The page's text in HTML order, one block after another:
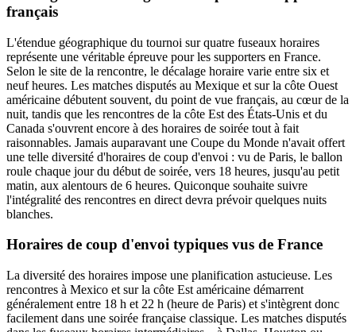
français
L'étendue géographique du tournoi sur quatre fuseaux horaires
représente une véritable épreuve pour les supporters en France.
Selon le site de la rencontre, le décalage horaire varie entre six et
neuf heures. Les matches disputés au Mexique et sur la côte Ouest
américaine débutent souvent, du point de vue français, au cœur de la
nuit, tandis que les rencontres de la côte Est des États-Unis et du
Canada s'ouvrent encore à des horaires de soirée tout à fait
raisonnables. Jamais auparavant une Coupe du Monde n'avait offert
une telle diversité d'horaires de coup d'envoi : vu de Paris, le ballon
roule chaque jour du début de soirée, vers 18 heures, jusqu'au petit
matin, aux alentours de 6 heures. Quiconque souhaite suivre
l'intégralité des rencontres en direct devra prévoir quelques nuits
blanches.
Horaires de coup d'envoi typiques vus de France
La diversité des horaires impose une planification astucieuse. Les
rencontres à Mexico et sur la côte Est américaine démarrent
généralement entre 18 h et 22 h (heure de Paris) et s'intègrent donc
facilement dans une soirée française classique. Les matches disputés